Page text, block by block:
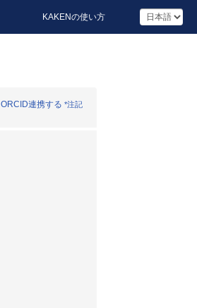
KAKENの使い方
ORCID連携する *注記